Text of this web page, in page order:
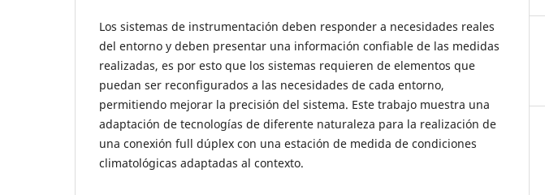
Los sistemas de instrumentación deben responder a necesidades reales
del entorno y deben presentar una información confiable de las medidas
realizadas, es por esto que los sistemas requieren de elementos que
puedan ser reconfigurados a las necesidades de cada entorno,
permitiendo mejorar la precisión del sistema. Este trabajo muestra una
adaptación de tecnologías de diferente naturaleza para la realización de
una conexión full dúplex con una estación de medida de condiciones
climatológicas adaptadas al contexto.